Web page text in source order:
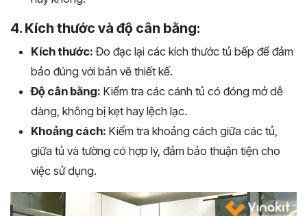
4. Kích thước và độ cân bằng:
Kích thước: Đo đạc lại các kích thước tủ bếp để đảm
bảo đúng với bản vẽ thiết kế.
Độ cân bằng: Kiểm tra các cánh tủ có đóng mở dễ
dàng, không bị kẹt hay lệch lạc.
Khoảng cách: Kiểm tra khoảng cách giữa các tủ,
giữa tủ và tường có hợp lý, đảm bảo thuận tiện cho
việc sử dụng.